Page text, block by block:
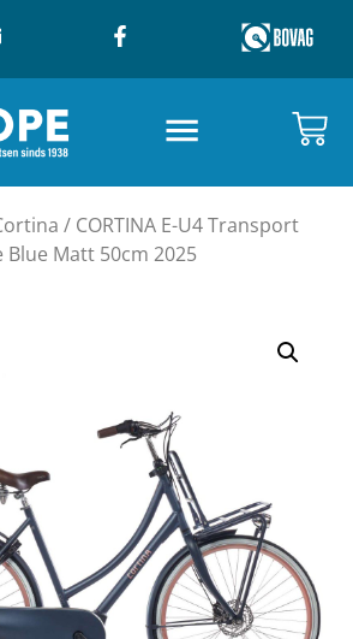
/ CORTINA E-U4 Transport
Blue Matt 50cm 2025